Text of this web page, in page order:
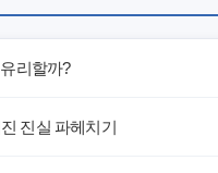
리할까?
진실 파헤치기